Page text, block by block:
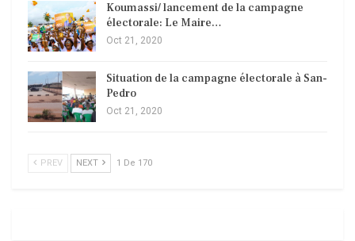
Koumassi/ lancement de la campagne
électorale: Le Maire…
Oct 21, 2020
Situation de la campagne électorale à San-
Pedro
Oct 21, 2020
PREV NEXT 1 De 170